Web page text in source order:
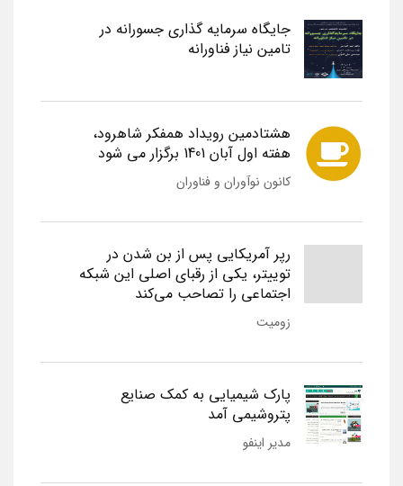
جایگاه سرمایه گذاری جسورانه در
تامین نیاز فناورانه
هشتادمین رویداد همفکر شاهرود،
هفته اول آبان 1401 برگزار می شود
کانون نوآوران و فناوران
رپر آمریکایی پس از بن شدن در
توییتر، یکی از رقبای اصلی این شبکه
اجتماعی را تصاحب می‌کند
زومیت
پارک شیمیایی به کمک صنایع
پتروشیمی آمد
مدیر اینفو